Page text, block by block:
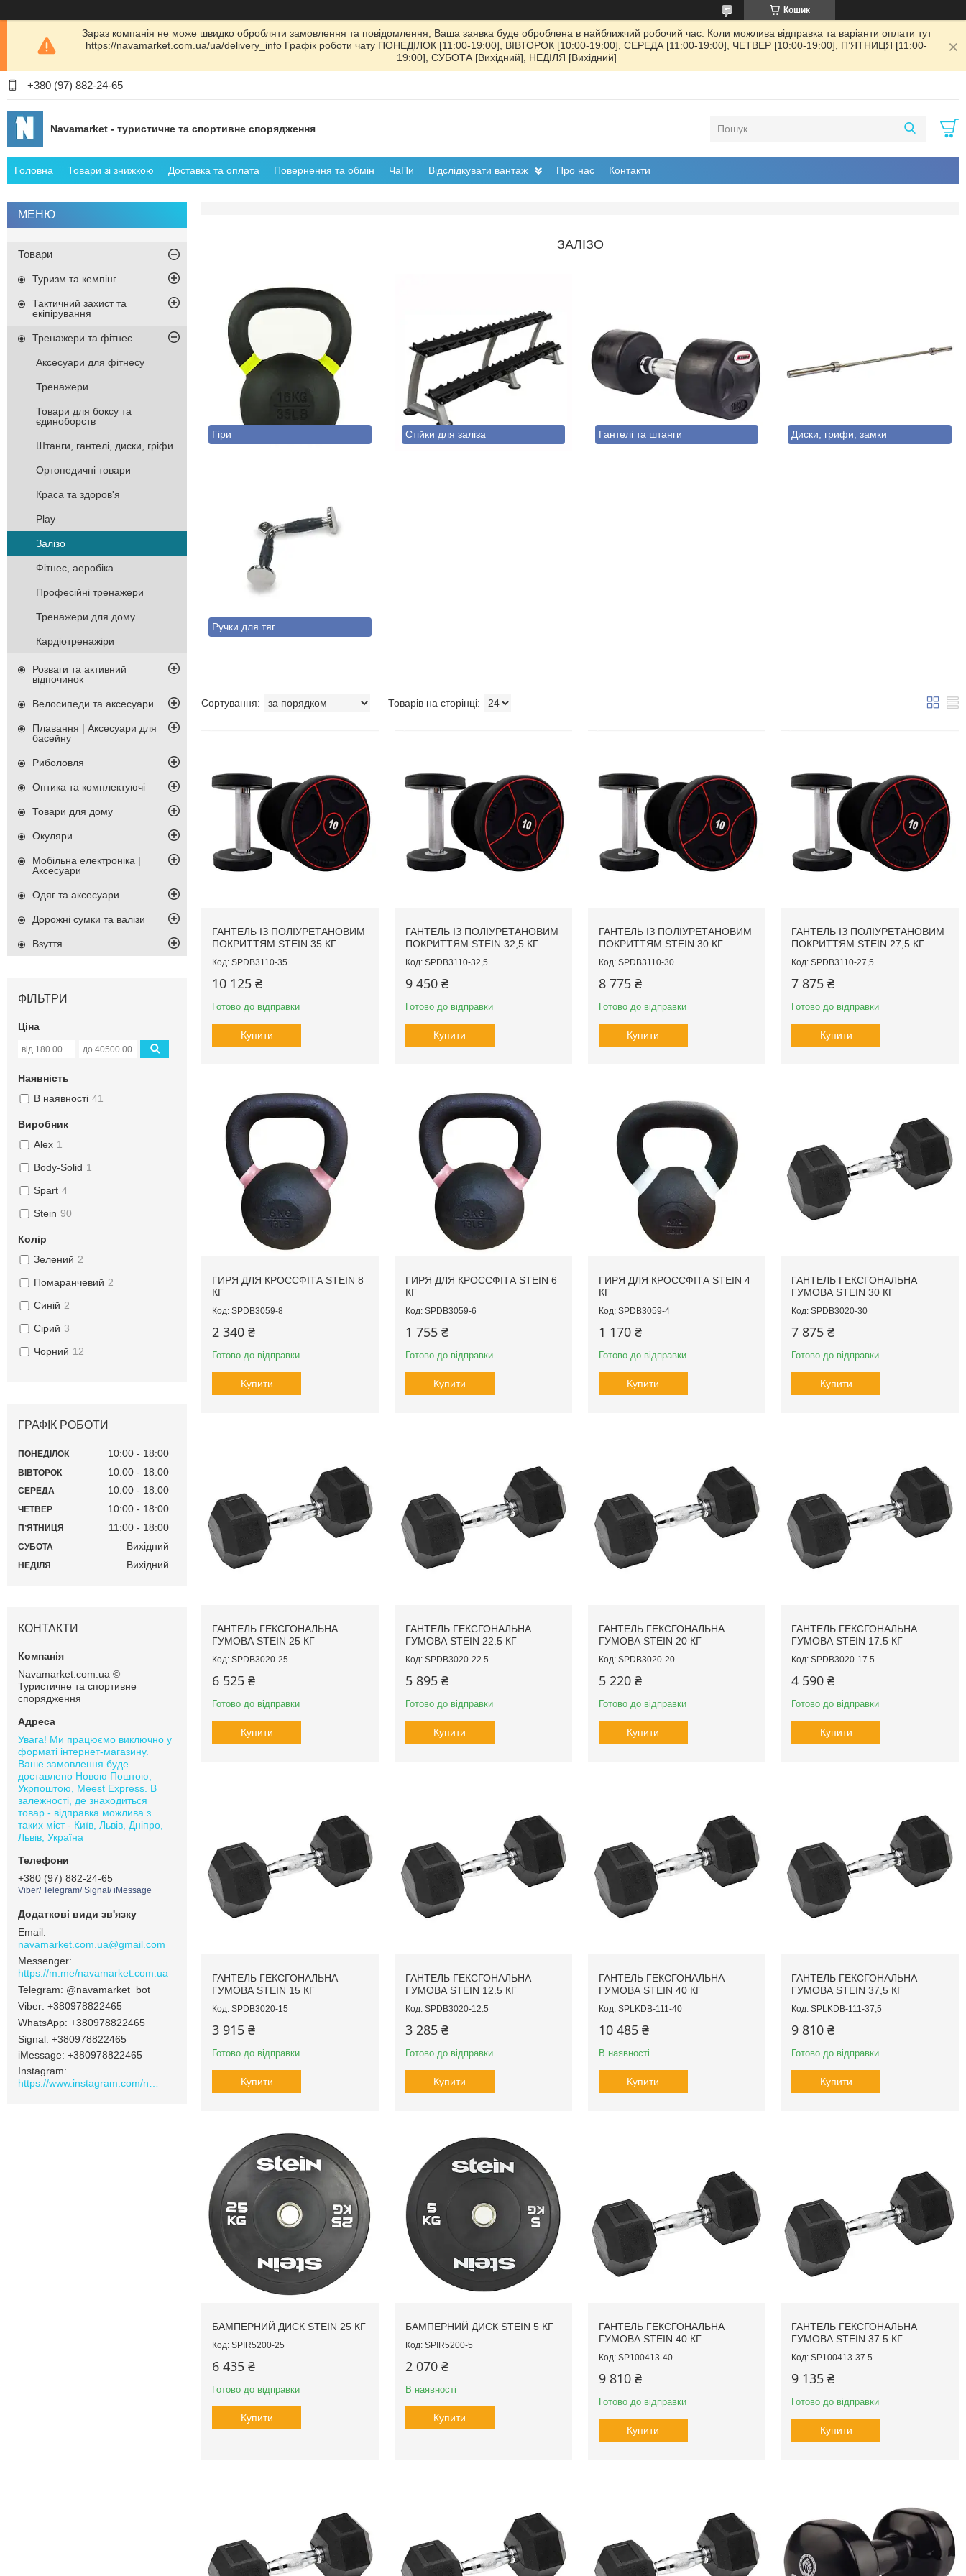
Кошик
Зараз компанія не може швидко обробляти замовлення та повідомлення, Ваша заявка буде оброблена в найближчий робочий час. Коли можлива відправка та варіанти оплати тут
https://navamarket.com.ua/ua/delivery_info Графік роботи чату ПОНЕДІЛОК [11:00-19:00], ВІВТОРОК [10:00-19:00], СЕРЕДА [11:00-19:00], ЧЕТВЕР [10:00-19:00], ПʼЯТНИЦЯ [11:00-
19:00], СУБОТА [Вихідний], НЕДІЛЯ [Вихідний]
+380 (97) 882-24-65
Navamarket - туристичне та спортивне спорядження
Головна Товари зі знижкою Доставка та оплата Повернення та обмін ЧаПи Відслідкувати вантаж Про нас Контакти
ЗАЛІЗО
Гіри Стійки для заліза Гантелі та штанги Диски, грифи, замки
Ручки для тяг
ГАНТЕЛЬ ІЗ ПОЛІУРЕТАНОВИМ
ПОКРИТТЯМ STEIN 35 КГ
SPDB3110-35
10 125 ₴
Готово до відправки
Купити
ГАНТЕЛЬ ІЗ ПОЛІУРЕТАНОВИМ
ПОКРИТТЯМ STEIN 32,5 КГ
SPDB3110-32,5
9 450 ₴
Готово до відправки
Купити
ГАНТЕЛЬ ІЗ ПОЛІУРЕТАНОВИМ
ПОКРИТТЯМ STEIN 30 КГ
SPDB3110-30
8 775 ₴
Готово до відправки
Купити
ГАНТЕЛЬ ІЗ ПОЛІУРЕТАНОВИМ
ПОКРИТТЯМ STEIN 27,5 КГ
SPDB3110-27,5
7 875 ₴
Готово до відправки
Купити
ГИРЯ ДЛЯ КРОССФІТА STEIN 8
КГ
SPDB3059-8
2 340 ₴
Готово до відправки
Купити
ГИРЯ ДЛЯ КРОССФІТА STEIN 6
КГ
SPDB3059-6
1 755 ₴
Готово до відправки
Купити
ГИРЯ ДЛЯ КРОССФІТА STEIN 4
КГ
SPDB3059-4
1 170 ₴
Готово до відправки
Купити
ГАНТЕЛЬ ГЕКСГОНАЛЬНА
ГУМОВА STEIN 30 КГ
SPDB3020-30
7 875 ₴
Готово до відправки
Купити
ГАНТЕЛЬ ГЕКСГОНАЛЬНА
ГУМОВА STEIN 25 КГ
SPDB3020-25
6 525 ₴
Готово до відправки
Купити
ГАНТЕЛЬ ГЕКСГОНАЛЬНА
ГУМОВА STEIN 22.5 КГ
SPDB3020-22.5
5 895 ₴
Готово до відправки
Купити
ГАНТЕЛЬ ГЕКСГОНАЛЬНА
ГУМОВА STEIN 20 КГ
SPDB3020-20
5 220 ₴
Готово до відправки
Купити
ГАНТЕЛЬ ГЕКСГОНАЛЬНА
ГУМОВА STEIN 17.5 КГ
SPDB3020-17.5
4 590 ₴
Готово до відправки
Купити
ГАНТЕЛЬ ГЕКСГОНАЛЬНА
ГУМОВА STEIN 15 КГ
SPDB3020-15
3 915 ₴
Готово до відправки
Купити
ГАНТЕЛЬ ГЕКСГОНАЛЬНА
ГУМОВА STEIN 12.5 КГ
SPDB3020-12.5
3 285 ₴
Готово до відправки
Купити
ГАНТЕЛЬ ГЕКСГОНАЛЬНА
ГУМОВА STEIN 40 КГ
SPLKDB-111-40
10 485 ₴
В наявності
Купити
ГАНТЕЛЬ ГЕКСГОНАЛЬНА
ГУМОВА STEIN 37,5 КГ
SPLKDB-111-37,5
9 810 ₴
Готово до відправки
Купити
БАМПЕРНИЙ ДИСК STEIN 25 КГ
SPIR5200-25
6 435 ₴
Готово до відправки
Купити
БАМПЕРНИЙ ДИСК STEIN 5 КГ
SPIR5200-5
2 070 ₴
В наявності
Купити
ГАНТЕЛЬ ГЕКСГОНАЛЬНА
ГУМОВА STEIN 40 КГ
SP100413-40
9 810 ₴
Готово до відправки
Купити
ГАНТЕЛЬ ГЕКСГОНАЛЬНА
ГУМОВА STEIN 37.5 КГ
SP100413-37.5
9 135 ₴
Готово до відправки
Купити
Товари
Туризм та кемпінг
Тактичний захист та
екіпірування
Тренажери та фітнес
Аксесуари для фітнесу
Тренажери
Товари для боксу та
єдиноборств
Штанги, гантелі, диски, гріфи
Ортопедичні товари
Краса та здоров'я
Play
Залізо
Фітнес, аеробіка
Професійні тренажери
Тренажери для дому
Кардіотренажіри
Розваги та активний
відпочинок
Велосипеди та аксесуари
Плавання | Аксесуари для
басейну
Риболовля
Оптика та комплектуючі
Товари для дому
Окуляри
Мобільна електроніка |
Аксесуари
Одяг та аксесуари
Дорожні сумки та валізи
Взуття
ФІЛЬТРИ
Ціна
Наявність
В наявності 41
Виробник
Alex 1
Body-Solid 1
Spart 4
Stein 90
Колір
Зелений 2
Помаранчевий 2
Синій 2
Сірий 3
Чорний 12
ГРАФІК РОБОТИ
ПОНЕДІЛОК 10:00 18:00
ВІВТОРОК 10:00 18:00
СЕРЕДА 10:00 18:00
ЧЕТВЕР 10:00 18:00
ПʼЯТНИЦЯ 11:00 18:00
СУБОТА Вихідний
НЕДІЛЯ Вихідний
КОНТАКТИ
Navamarket.com.ua ©
Туристичне та спортивне
спорядження
Увага! Ми працюємо виключно у
форматі інтернет-магазину.
Ваше замовлення буде
доставлено Новою Поштою,
Укрпоштою, Meest Express. В
залежності, де знаходиться
товар - відправка можлива з
таких міст - Київ, Львів, Дніпро,
Львів, Україна
+380 (97) 882-24-65
Viber/ Telegram/ Signal/ iMessage
navamarket.com.ua@gmail.com
https://m.me/navamarket.com.ua
@navamarket_bot
+380978822465
+380978822465
Signal +380978822465
iMessage +380978822465
Instagram